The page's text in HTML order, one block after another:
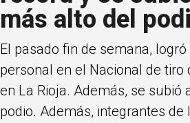
más alto del
El pasado fin de semana,
personal en el Nacional de
en La Rioja. Además, se subió
podio. Además, integrantes de